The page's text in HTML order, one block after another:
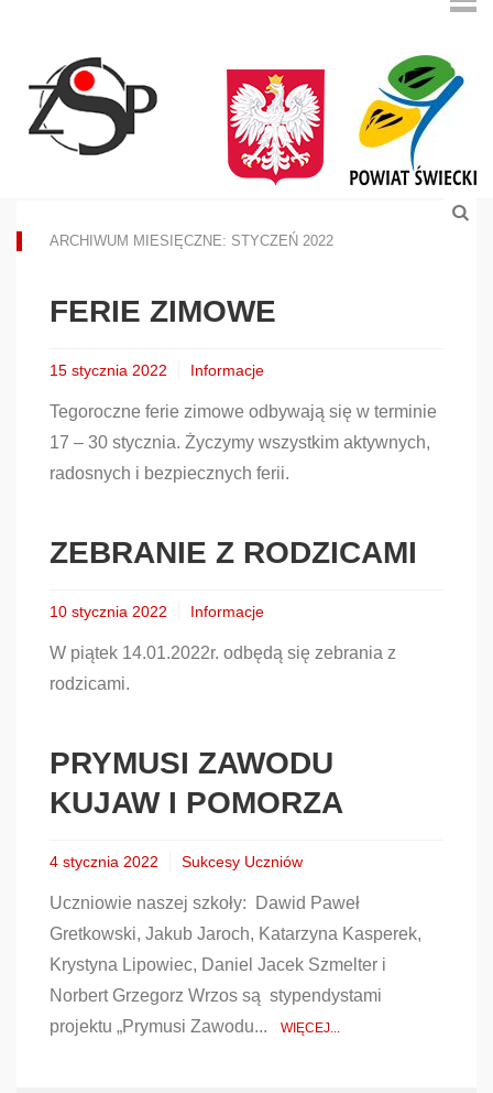
ARCHIWUM MIESIĘCZNE: STYCZEŃ 2022
FERIE ZIMOWE
15 stycznia 2022 Informacje
Tegoroczne ferie zimowe odbywają się w terminie
17 – 30 stycznia. Życzymy wszystkim aktywnych,
radosnych i bezpiecznych ferii.
ZEBRANIE Z RODZICAMI
10 stycznia 2022 Informacje
W piątek 14.01.2022r. odbędą się zebrania z
rodzicami.
PRYMUSI ZAWODU
KUJAW I POMORZA
4 stycznia 2022 Sukcesy Uczniów
Uczniowie naszej szkoły: Dawid Paweł
Gretkowski, Jakub Jaroch, Katarzyna Kasperek,
Krystyna Lipowiec, Daniel Jacek Szmelter i
Norbert Grzegorz Wrzos są stypendystami
projektu „Prymusi Zawodu...
WIĘCEJ...